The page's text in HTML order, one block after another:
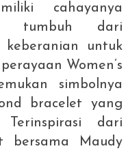
cahayanya
tumbuh dari
untuk
Women’s
simbolnya
bracelet yang
dari
bersama
Maudy